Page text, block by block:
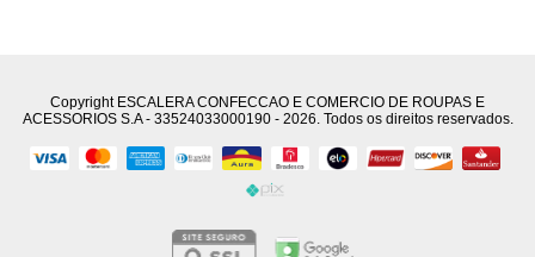
Copyright ESCALERA CONFECCAO E COMERCIO DE ROUPAS E
ACESSORIOS S.A - 33524033000190 - 2026. Todos os direitos reservados.